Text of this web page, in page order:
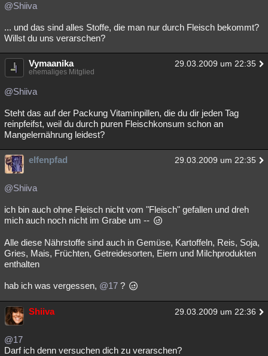
@Shiiva
... und das sind alles Stoffe, die man nur durch Fleisch bekommt?
Willst du uns verarschen?
Vymaanika 29.03.2009 um 22:35
ehemaliges Mitglied
@Shiiva
Steht das auf der Packung Vitaminpillen, die du dir jeden Tag
reinpfeifst, weil du durch puren Fleischkonsum schon an
Mangelernährung leidest?
elfenpfad 29.03.2009 um 22:35
@Shiiva
ich bin auch ohne Fleisch nicht vom "Fleisch" gefallen und dreh
mich auch noch nicht im Grabe um --
Alle diese Nährstoffe sind auch in Gemüse, Kartoffeln, Reis, Soja,
Gries, Mais, Früchten, Getreidesorten, Eiern und Milchprodukten
enthalten
hab ich was vergessen, @17 ?
Shiiva 29.03.2009 um 22:36
@17
Darf ich denn versuchen dich zu verarschen?